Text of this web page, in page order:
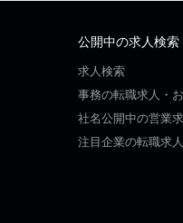
公開中の求人検索
求人検索
事務の転職求人・
社名公開中の営業
注目企業の転職求人